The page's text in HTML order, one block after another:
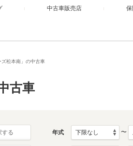
中古車販売店
ズ松本南」の中古車
古車
する 年式 〜